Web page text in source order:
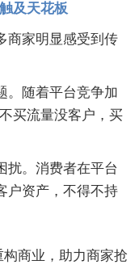
及天花板
商家明显感受到传
。随着平台竞争加
买流量没客户，买
扰。消费者在平台
户资产，不得不持